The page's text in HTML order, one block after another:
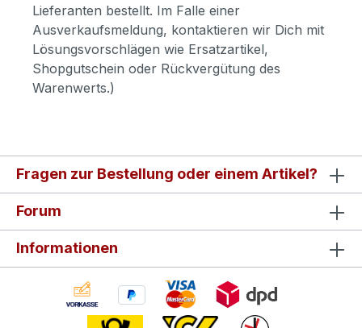
Lieferanten bestellt. Im Falle einer
Ausverkaufsmeldung, kontaktieren wir Dich mit
Lösungsvorschlägen wie Ersatzartikel,
Shopgutschein oder Rückvergütung des
Warenwerts.)
Fragen zur Bestellung oder einem Artikel?
Forum
Informationen